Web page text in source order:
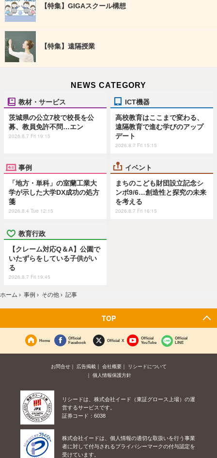
【特集】GIGAスクール構想
【特集】遠隔授業
NEWS CATEGORY
教材・サービス
茨城県の公立7校で校長を公
募、教員免許不問…エン
2026.8.7 Fri 19:15
ICT機器
高校教育はここまで変わる、
遠隔教育で進む学びのアップ
デート
2026.8.7 Fri 15:15
事例
「地方・単科」の室蘭工業大
学が示した大学DX成功の処方
箋
2026.8.4 Tue 12:15
イベント
まちのこども財団設立記念シ
ンポ9/6…創造性と探究の未来
を考える
2026.8.7 Fri 16:15
教育行政
【クレーム対応Q＆A】公園で
いたずらをしている子供がい
る
2026.8.7 Fri 19:45
ホーム › 事例 › その他 › 記事
TOP
Home
Official
Facebook
Official X
Official
YouTube
Official
LINE
お問合せ 広告掲載 会社概要
リシードについて
個人情報保護方針
リシードは、株式会社イード（東証グロース上場）の運
営するサービスです。
証券コード：6038
株式会社イードは、個人情報の適切な取扱いを行う事業
者に対して付与されるプライバシーマークの付与認定を
受けています。